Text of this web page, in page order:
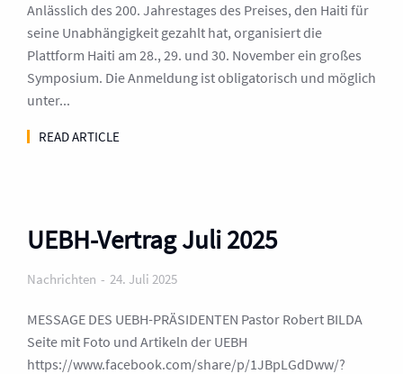
Anlässlich des 200. Jahrestages des Preises, den Haiti für
seine Unabhängigkeit gezahlt hat, organisiert die
Plattform Haiti am 28., 29. und 30. November ein großes
Symposium. Die Anmeldung ist obligatorisch und möglich
unter...
READ ARTICLE
UEBH-Vertrag Juli 2025
Nachrichten 24. Juli 2025
MESSAGE DES UEBH-PRÄSIDENTEN Pastor Robert BILDA
Seite mit Foto und Artikeln der UEBH
https://www.facebook.com/share/p/1JBpLGdDww/?